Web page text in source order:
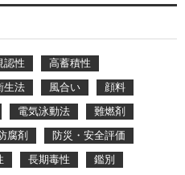
認性
高蓄積性
生法 風合い
顔料
電気泳動法
難燃剤
腐剤
防災・安全評価
長期毒性
鑑別